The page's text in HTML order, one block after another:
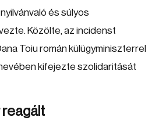
és súlyos
Közölte, az incidenst
Toiu román külügyminiszterrel
kifejezte szolidaritását
reagált